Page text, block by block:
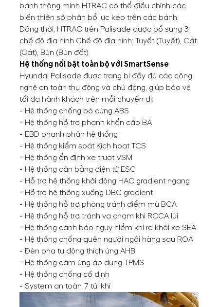
bánh thông minh HTRAC có thể điều chỉnh các
biến thiên số phân bổ lực kéo trên các bánh.
Đồng thời, HTRAC trên Palisade được bổ sung 3
chế độ địa hình Chế độ địa hình: Tuyết (Tuyết), Cát
(Cát), Bùn (Bùn đất).
Hệ thống nổi bật toàn bộ với SmartSense
Hyundai Palisade được trang bị đầy đủ các công
nghệ an toàn thụ động và chủ động, giúp bảo vệ
tối đa hành khách trên mỗi chuyến đi:
- Hệ thống chống bó cứng ABS
- Hệ thống hỗ trợ phanh khẩn cấp BA
- EBD phanh phân hệ thống
- Hệ thống kiểm soát Kích hoạt TCS
- Hệ thống ổn định xe trượt VSM
- Hệ thống cân bằng điện tử ESC
- Hỗ trợ hệ thống khởi động HAC gradient ngang
- Hỗ trợ hệ thống xuống DBC gradient
- Hệ thống hỗ trợ phòng tránh điểm mù BCA
- Hệ thống hỗ trợ tránh va chạm khi RCCA lùi
- Hệ thống cảnh báo nguy hiểm khi ra khỏi xe SEA
- Hệ thống chống quên người ngồi hàng sau ROA
- Đèn pha tự động thích ứng AHB
- Hệ thống cảm ứng áp dụng TPMS
- Hệ thống chống cố định
- System an toàn 7 túi khí